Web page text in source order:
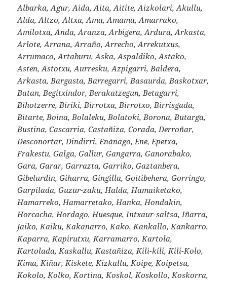
Albarka, Agur, Aida, Aita, Aitite, Aizkolari, Akullu,
Alda, Altzo, Altxa, Ama, Amama, Amarrako,
Amilotxa, Anda, Aranza, Arbigera, Ardura, Arkasta,
Arlote, Arrana, Arraño, Arrecho, Arrekutxus,
Arrumaco, Artaburu, Aska, Aspaldiko, Astako,
Asten, Astotxu, Aurresku, Azpigarri, Baldera,
Arkasta, Bargasta, Barregarri, Basaurda, Baskotxar,
Batan, Begitxindor, Berakatzegun, Betagarri,
Bihotzerre, Biriki, Birrotxa, Birrotxo, Birrisgada,
Bitarte, Boina, Bolaleku, Bolatoki, Borona, Butarga,
Bustina, Cascarria, Castañiza, Corada, Derroñar,
Desconortar, Dindirri, Enánago, Ene, Epetxa,
Frakestu, Galga, Gallur, Gangarra, Ganorabako,
Gara, Garar, Garrazta, Garriko, Gaztanbera,
Gibelurdin, Giharra, Gingilla, Goitibehera, Gorringo,
Gurpilada, Guzur-zaku, Halda, Hamaiketako,
Hamarreko, Hamarretako, Hanka, Hondakin,
Horcacha, Hordago, Huesque, Intxaur-saltsa, Iñarra,
Jaiko, Kaiku, Kakanarro, Kako, Kankallo, Kankarro,
Kaparra, Kapirutxu, Karramarro, Kartola,
Kartolada, Kaskallu, Kastañiza, Kili-kili, Kili-Kolo,
Kima, Kiñar, Kiskete, Kizkallu, Koipe, Koipetsu,
Kokolo, Kolko, Kortina, Koskol, Koskollo, Koskorra,